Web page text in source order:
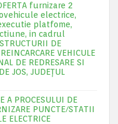
furnizare 2
electrice,
platfome,
in cadrul
DE
VEHICULE
DE REDRESARE SI
JOS, JUDEŢUL
A PROCESULUI DE
PUNCTE/STATII
ELECTRICE